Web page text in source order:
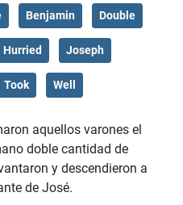
Benjamin Double
Hurried Joseph
Took Well
aquellos varones el
doble cantidad de
y descendieron a
de José.